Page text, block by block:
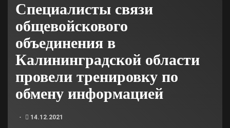
Специалисты связи
общевойскового
объединения в
Калининградской области
провели тренировку по
обмену информацией
14.12.2021